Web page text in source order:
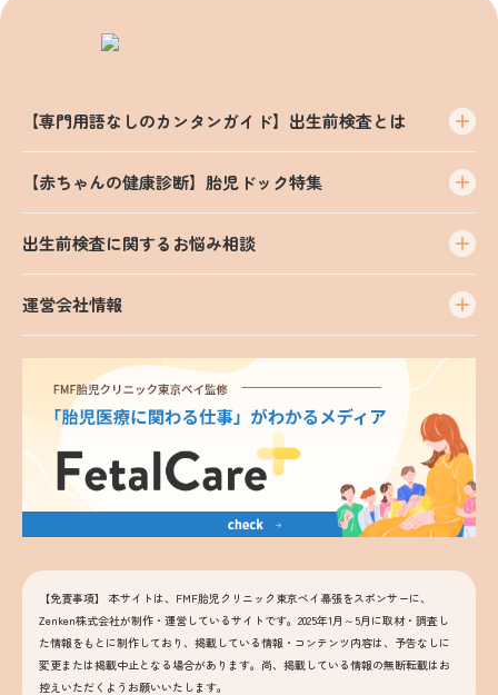
【専門用語なしのカンタンガイド】出生前検査とは
【赤ちゃんの健康診断】胎児ドック特集
出生前検査に関するお悩み相談
運営会社情報
【免責事項】
本サイトは、FMF胎児クリニック東京ベイ幕張をスポンサーに、
Zenken株式会社が制作・運営しているサイトです。2025年1月～5月に取材・調査し
た情報をもとに制作しており、掲載している情報・コンテンツ内容は、予告なしに
変更または掲載中止となる場合があります。尚、掲載している情報の無断転載はお
控えいただくようお願いいたします。